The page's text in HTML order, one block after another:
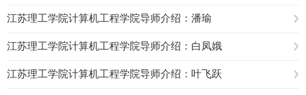
江苏理工学院计算机工程学院导师介绍：潘瑜
江苏理工学院计算机工程学院导师介绍：白凤娥
江苏理工学院计算机工程学院导师介绍：叶飞跃